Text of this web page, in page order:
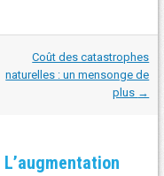
Coût des catastrophes
naturelles : un mensonge de
plus →
L’augmentation